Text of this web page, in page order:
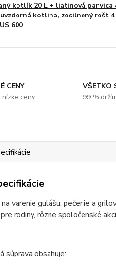
kotlík 20 L + liatinová panvica
kotlina, zosilnený rošt 4
600
CENY
nízke ceny
VŠETKO
99 %
varenie gulášu, pečenie a
rodiny, rôzne spoločenské
súprava obsahuje: